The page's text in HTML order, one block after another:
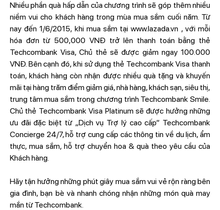
Nhiều phần quà hấp dẫn của chương trình sẽ góp thêm nhiều
niềm vui cho khách hàng trong mùa mua sắm cuối năm. Từ
nay đến 1/6/2015, khi mua sắm tại www.lazada.vn , với mỗi
hóa đơn từ 500,000 VNĐ trở lên thanh toán bằng thẻ
Techcombank Visa, Chủ thẻ sẽ được giảm ngay 100.000
VNĐ. Bên cạnh đó, khi sử dụng thẻ Techcombank Visa thanh
toán, khách hàng còn nhận được nhiều quà tặng và khuyến
mãi tại hàng trăm điểm giảm giá, nhà hàng, khách sạn, siêu thị,
trung tâm mua sắm trong chương trình Techcombank Smile.
Chủ thẻ Techcombank Visa Platinum sẽ được hưởng những
ưu đãi đặc biệt từ „Dịch vụ Trợ lý cao cấp” Techcombank
Concierge 24/7, hỗ trợ cung cấp các thông tin về du lịch, ẩm
thực, mua sắm, hỗ trợ chuyển hoa & quà theo yêu cầu của
Khách hàng.
Hãy tận hưởng những phút giây mua sắm vui vẻ rộn ràng bên
gia đình, bạn bè và nhanh chóng nhận những món quà may
mắn từ Techcombank.